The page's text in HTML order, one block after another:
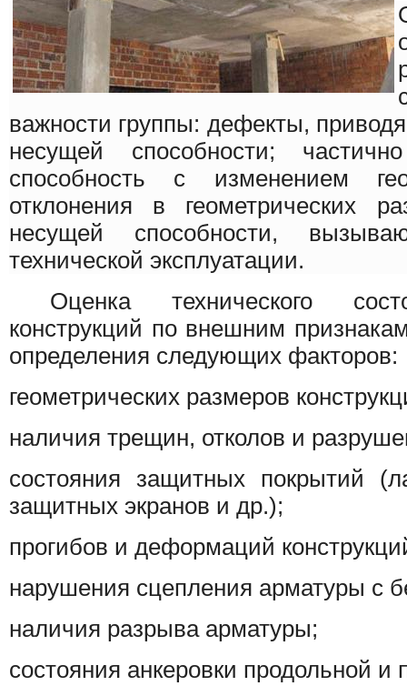
важности группы: дефекты,
несущей способности;
способность с изменением
отклонения в геометрических
несущей способности,
технической эксплуатации.
Оценка технического
конструкций по внешним
определения следующих факторов:
геометрических размеров
наличия трещин, отколов и
состояния защитных покрытий
защитных экранов и др.);
прогибов и деформаций
нарушения сцепления арматуры с
наличия разрыва арматуры;
состояния анкеровки продольной